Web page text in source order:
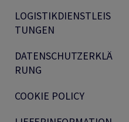
LOGISTIKDIENSTLEIS
TUNGEN
DATENSCHUTZERKLÄ
RUNG
COOKIE POLICY